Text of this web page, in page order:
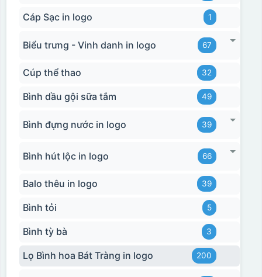
Cáp Sạc in logo 1
Biểu trưng - Vinh danh in logo 67
Cúp thể thao 32
Bình dầu gội sữa tắm 49
Bình đựng nước in logo 39
Bình hút lộc in logo 66
Balo thêu in logo 39
Bình tỏi 5
Bình tỳ bà 3
Lọ Bình hoa Bát Tràng in logo 200